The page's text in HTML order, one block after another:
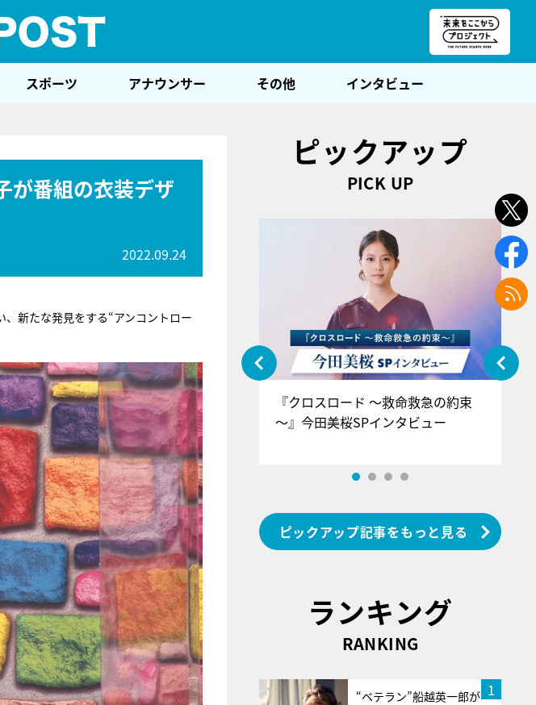
スポーツ アナウンサー その他 インタビュー
が番組の衣装デザ
2022.09.24
、新たな発見をする“アンコントロー
ピックアップ
PICK UP
『アイ＝ラブ！げーみんぐ』＝LOV
E齋藤樹愛羅＆佐々木舞香SPインタ
ビュー
『クロスロード ～救命救急の約束
～』今田美桜SPインタビュー
ピックアップ記事をもっと見る
ランキング
RANKING
1
“ベテラン”船越英一郎が